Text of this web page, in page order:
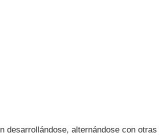
desarrollándose, alternándose con